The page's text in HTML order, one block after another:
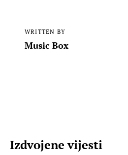
WRITTEN BY
Music Box
Izdvojene vijesti